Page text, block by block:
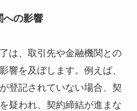
への影響
は、取引先や金融機関との
響を及ぼします。例えば、
登記されていない場合、契
疑われ、契約締結が進まな